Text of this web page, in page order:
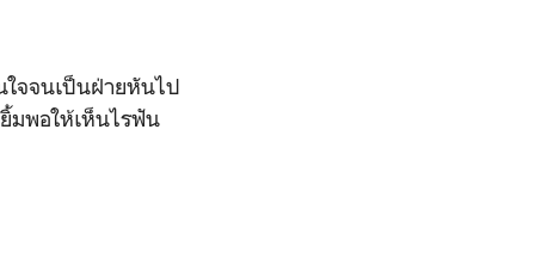
จนเป็นฝ่ายหันไป
มพอให้เห็นไรฟัน